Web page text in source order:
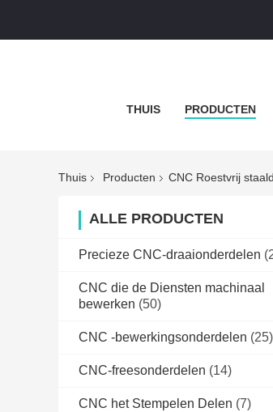
THUIS PRODUCTEN
Thuis Producten CNC Roestvrij
ALLE PRODUCTEN
Precieze CNC-draaionderdelen
CNC die de Diensten machinaal
bewerken (50)
CNC -bewerkingsonderdelen (25)
CNC-freesonderdelen (14)
CNC het Stempelen Delen (7)